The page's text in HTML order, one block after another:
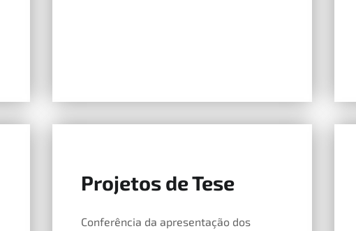
Projetos de Tese
Conferência da apresentação dos
14 de Maio, 2026